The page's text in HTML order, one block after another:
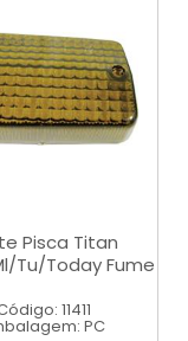
Pisca Titan
Tu/Today Fume
11411
PC